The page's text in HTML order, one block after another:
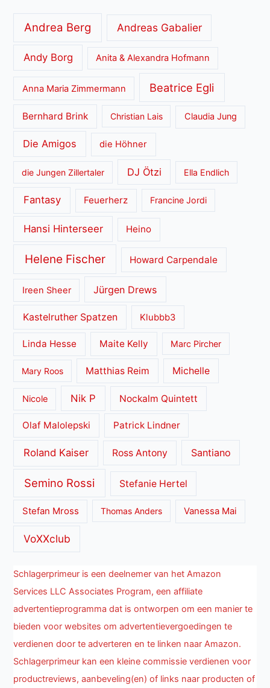
Andrea Berg Andreas Gabalier
Andy Borg Anita & Alexandra Hofmann
Anna Maria Zimmermann Beatrice Egli
Bernhard Brink Christian Lais Claudia Jung
Die Amigos die Höhner
die Jungen Zillertaler DJ Ötzi Ella Endlich
Fantasy Feuerherz Francine Jordi
Hansi Hinterseer Heino
Helene Fischer Howard Carpendale
Ireen Sheer Jürgen Drews
Kastelruther Spatzen Klubbb3
Linda Hesse Maite Kelly Marc Pircher
Mary Roos Matthias Reim Michelle
Nicole Nik P Nockalm Quintett
Olaf Malolepski Patrick Lindner
Roland Kaiser Ross Antony Santiano
Semino Rossi Stefanie Hertel
Stefan Mross Thomas Anders Vanessa Mai
VoXXclub
Schlagerprimeur is een deelnemer van het Amazon
Services LLC Associates Program, een affiliate
advertentieprogramma dat is ontworpen om een manier te
bieden voor websites om advertentievergoedingen te
verdienen door te adverteren en te linken naar Amazon.
Schlagerprimeur kan een kleine commissie verdienen voor
productreviews, aanbeveling(en) of links naar producten of